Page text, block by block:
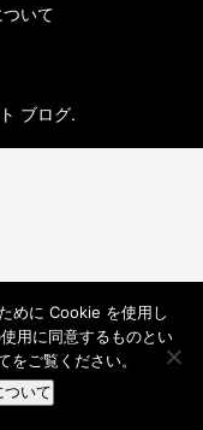
いて
ブログ.
めに Cookie を使用し
用に同意するものとい
をご覧ください。
ついて